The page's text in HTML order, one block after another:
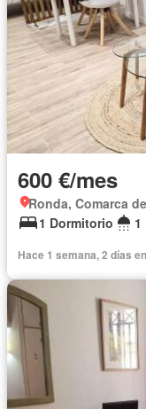
600 €/mes
Ronda, Comarca
1 Dormitorio
1
Hace 1 semana, 2 días